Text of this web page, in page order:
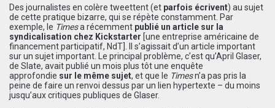
Des journalistes en colère tweettent (et parfois écrivent) au sujet
de cette pratique bizarre, qui se répète constamment. Par
exemple, le Timesa récemment publié un article sur la
syndicalisation chez Kickstarter [une entreprise américaine de
financement participatif, NdT]. Il s’agissait d’un article important
sur un sujet important. Le principal problème, c’est qu’April Glaser,
de Slate, avait publié un mois plus tôt une enquête
approfondie sur le même sujet, et que le Timesn’a pas pris la
peine de faire un renvoi dessus par un lien hypertexte – du moins
jusqu’aux critiques publiques de Glaser.